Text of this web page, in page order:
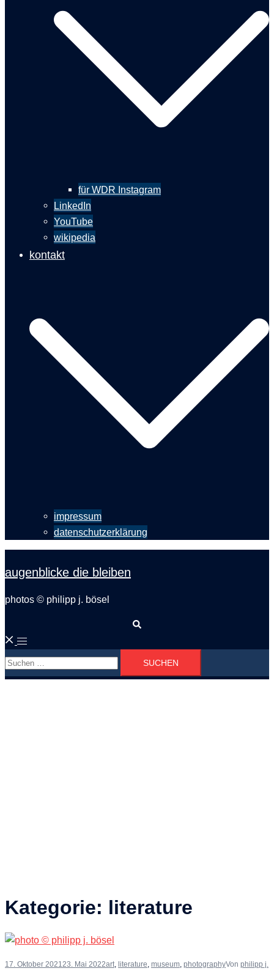
für WDR Instagram
LinkedIn
YouTube
wikipedia
kontakt
impressum
datenschutzerklärung
augenblicke die bleiben
photos © philipp j. bösel
Menü
umschalten
Suchen
nach:
Kategorie: literature
17. Oktober 202123. Mai 2022art, literature, museum, photographyVon philipp j.